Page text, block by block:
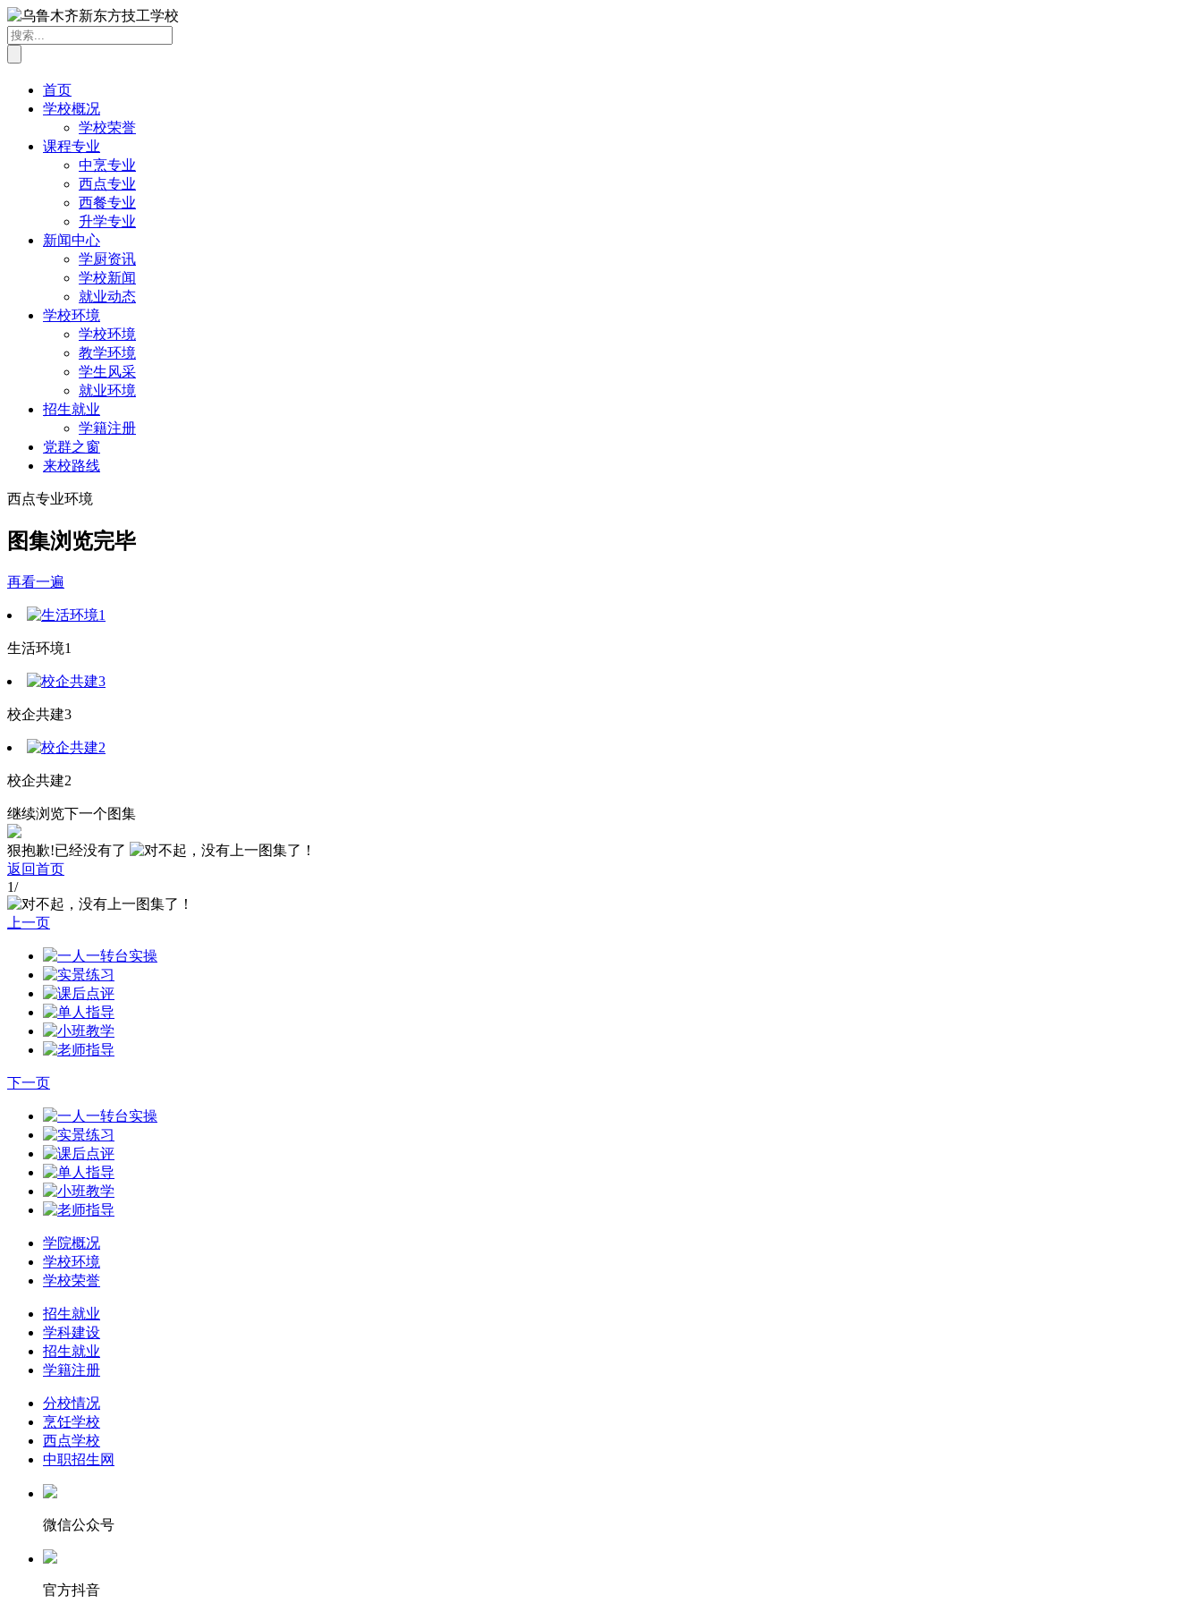
首页
学校概况
学校荣誉
课程专业
中烹专业
西点专业
西餐专业
升学专业
新闻中心
学厨资讯
学校新闻
就业动态
学校环境
学校环境
教学环境
学生风采
就业环境
招生就业
学籍注册
党群之窗
来校路线
西点专业环境
图集浏览完毕
再看一遍
生活环境1
校企共建3
校企共建2
继续浏览下一个图集
狠抱歉!已经没有了
返回首页
1/
上一页
下一页
学院概况
学校环境
学校荣誉
招生就业
学科建设
招生就业
学籍注册
分校情况
烹饪学校
西点学校
中职招生网
微信公众号
官方抖音